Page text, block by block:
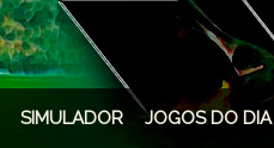
SIMULADOR JOGOS DO DIA